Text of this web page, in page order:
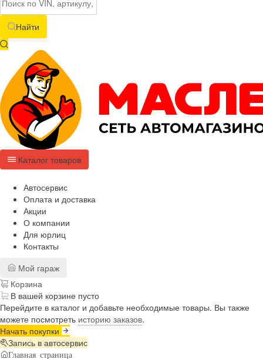
Найти
Каталог товаров
Автосервис
Оплата и доставка
Акции
О компании
Для юрлиц
Контакты
Мой гараж
Корзина
В вашей корзине пусто
Перейдите в каталог и добавьте необходимые товары. Вы также
можете посмотреть историю заказов.
Начать покупки
Запись в автосервис
Главная страница